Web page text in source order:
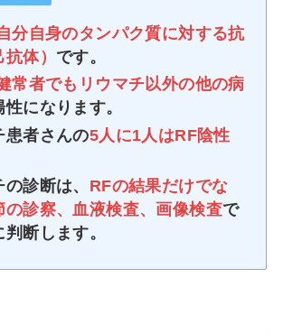
分自身のタンパク質に対する抗
体） です。
常者でもリウマチ以外の他の病
性になります。
患者さんの5人に1人はRF陰性
診断は、 RFの結果だけでな
の診察、血液検査、画像検査で
断します。